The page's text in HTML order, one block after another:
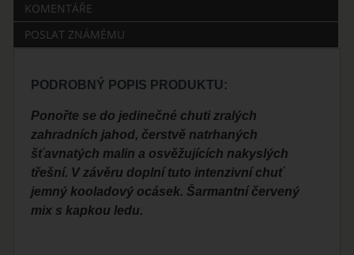
KOMENTÁŘE
POSLAT ZNÁMÉMU
PODROBNÝ POPIS PRODUKTU:
Ponořte se do jedinečné chuti zralých
zahradních jahod, čerstvě natrhaných
šťavnatých malin a osvěžujících nakyslých
třešní. V závěru doplní tuto intenzivní chuť
jemný kooladový ocásek. Šarmantní červený
mix s kapkou ledu.